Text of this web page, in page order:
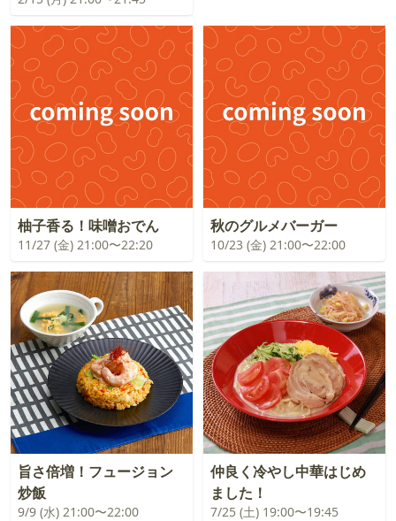
柚子香る！味噌おでん
11/27 (金) 21:00〜22:20
秋のグルメバーガー
10/23 (金) 21:00〜22:00
旨さ倍増！フュージョン
炒飯
9/9 (水) 21:00〜22:00
仲良く冷やし中華はじめ
ました！
7/25 (土) 19:00〜19:45